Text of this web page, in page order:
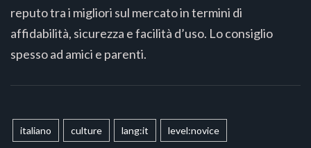
reputo tra i migliori sul mercato in termini di
affidabilità, sicurezza e facilità d’uso. Lo consiglio
spesso ad amici e parenti.
italiano culture lang:it level:novice